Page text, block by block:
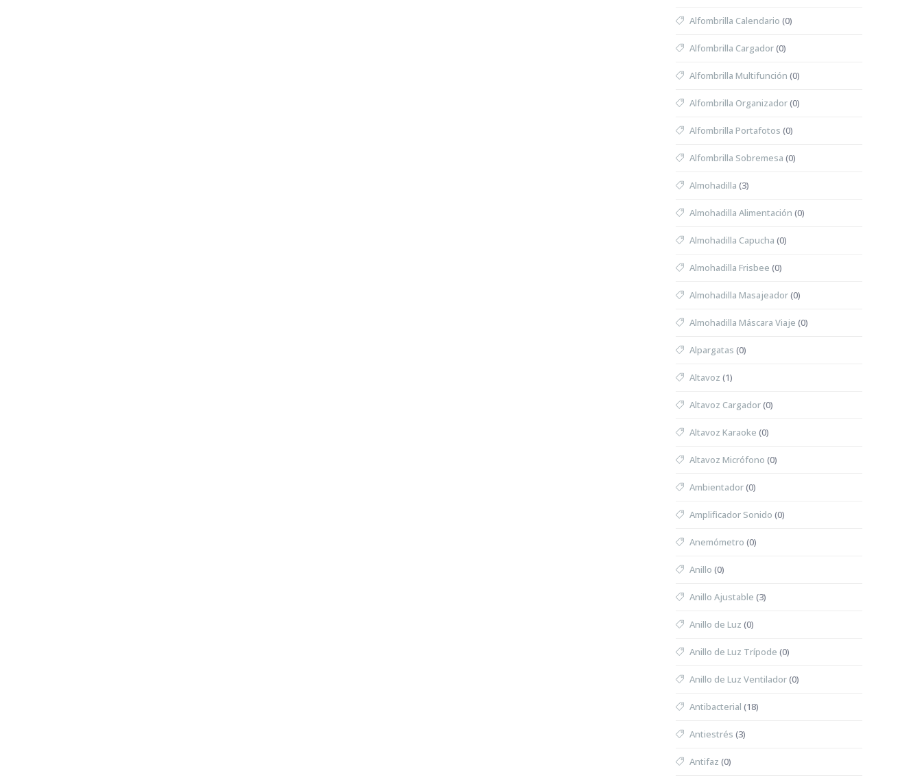
Alfombrilla Calendario (0)
Alfombrilla Cargador(0)
Alfombrilla Multifunción (0)
Alfombrilla Organizador(0)
Alfombrilla Portafotos (0)
Alfombrilla Sobremesa (0)
Almohadilla (3)
Almohadilla Alimentación (0)
Almohadilla Capucha (0)
Almohadilla Frisbee (0)
Almohadilla Masajeador(0)
Almohadilla Máscara Viaje (0)
Alpargatas (0)
Altavoz (1)
Altavoz Cargador(0)
Altavoz Karaoke (0)
Altavoz Micrófono (0)
Ambientador(0)
Amplificador Sonido (0)
Anemómetro (0)
Anillo (0)
Anillo Ajustable (3)
Anillo de Luz (0)
Anillo de Luz Trípode (0)
Anillo de Luz Ventilador(0)
Antibacterial (18)
Antiestrés (3)
Antifaz (0)